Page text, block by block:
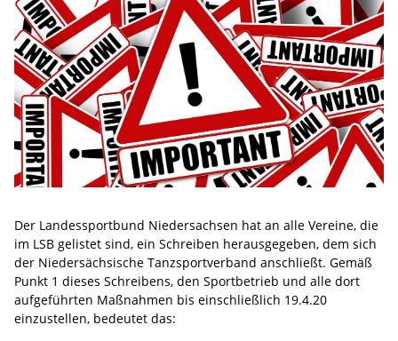
Der Landessportbund Niedersachsen hat an alle Vereine, die
im LSB gelistet sind, ein Schreiben herausgegeben, dem sich
der Niedersächsische Tanzsportverband anschließt. Gemäß
Punkt 1 dieses Schreibens, den Sportbetrieb und alle dort
aufgeführten Maßnahmen bis einschließlich 19.4.20
einzustellen, bedeutet das: